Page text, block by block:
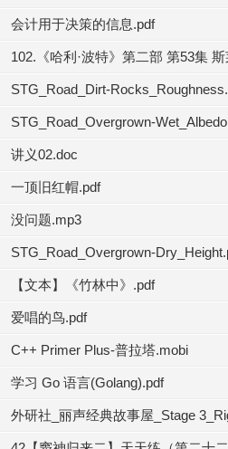
会计用于决策的信息.pdf
102.《哈利·波特》第二部 第53集
STG_Road_Dirt-
STG_Road_Overgrown-
讲义02.doc
一顶旧红帽.pdf
没问题.mp3
STG_Road_Overgrown-
【文本】《竹林中》.pdf
爱唱的鸟.pdf
C++ Primer Plus-普拉塔.mobi
学习 Go 语言(Golang).pdf
外研社_丽声经典故事屋_Stage